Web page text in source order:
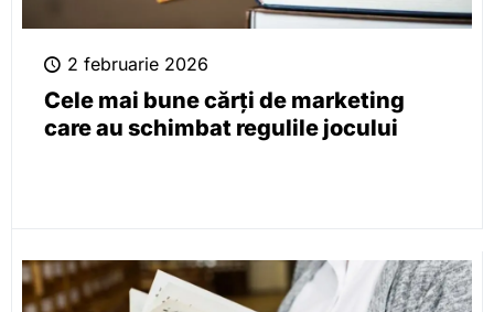
2 februarie 2026
Cele mai bune cărți de marketing
care au schimbat regulile jocului